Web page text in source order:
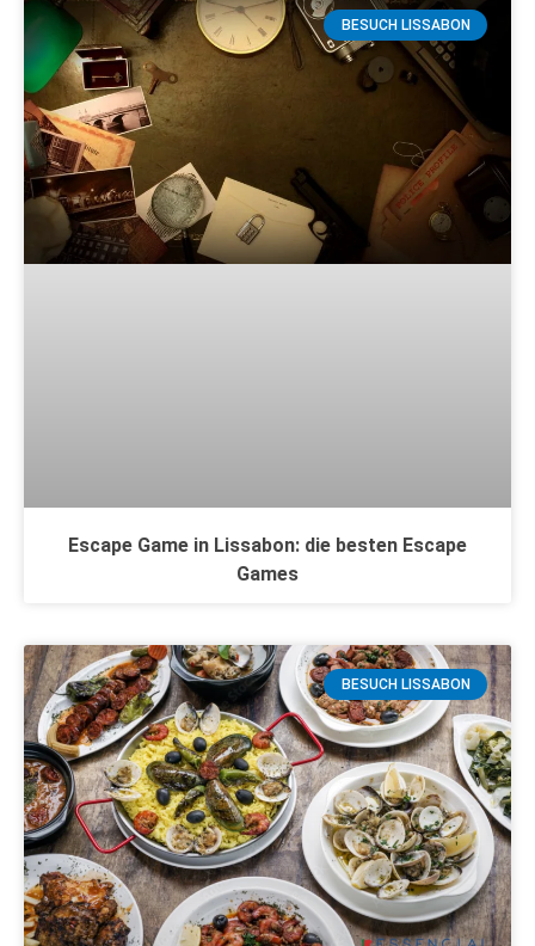
BESUCH LISSABON
Escape Game in Lissabon: die besten Escape
Games
BESUCH LISSABON